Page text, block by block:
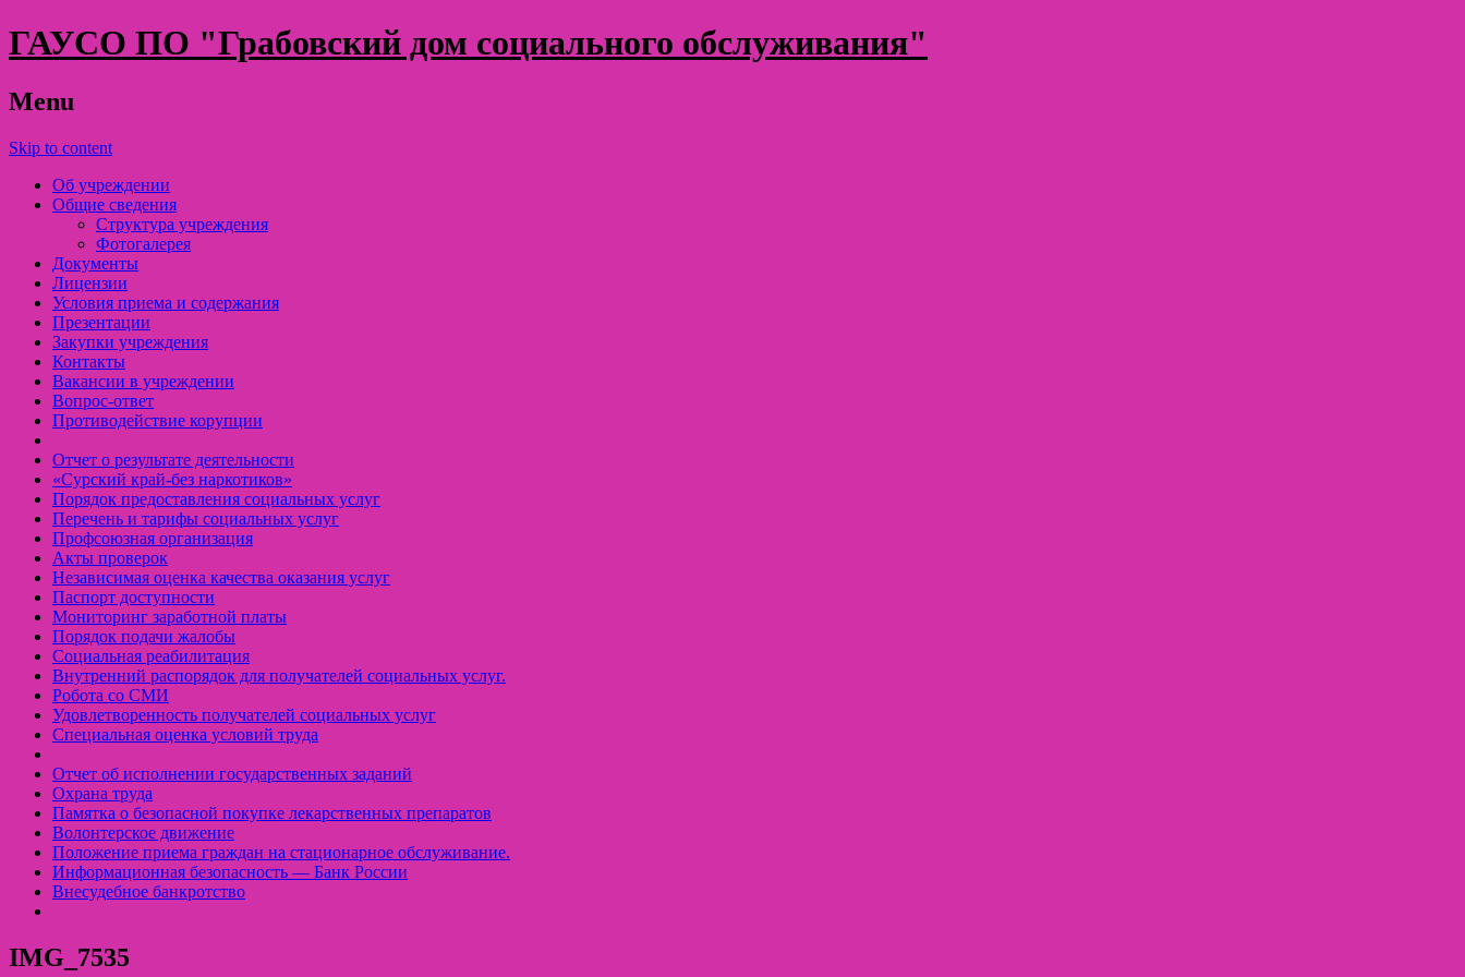
ГАУСО ПО "Грабовский дом социального обслуживания"
Menu
Skip to content
Об учреждении
Общие сведения
Структура учреждения
Фотогалерея
Документы
Лицензии
Условия приема и содержания
Презентации
Закупки учреждения
Контакты
Вакансии в учреждении
Вопрос-ответ
Противодействие корупции
Отчет о результате деятельности
«Cурский край-без наркотиков»
Порядок предоставления социальных услуг
Перечень и тарифы социальных услуг
Профсоюзная организация
Акты проверок
Независимая оценка качества оказания услуг
Паспорт доступности
Мониторинг заработной платы
Порядок подачи жалобы
Социальная реабилитация
Внутренний распорядок для получателей социальных услуг.
Робота со СМИ
Удовлетворенность получателей социальных услуг
Специальная оценка условий труда
Отчет об исполнении государственных заданий
Охрана труда
Памятка о безопасной покупке лекарственных препаратов
Волонтерское движение
Положение приема граждан на стационарное обслуживание.
Информационная безопасность — Банк России
Внесудебное банкротство
IMG_7535